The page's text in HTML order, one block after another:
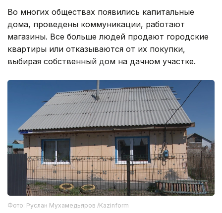
Во многих обществах появились капитальные
дома, проведены коммуникации, работают
магазины. Все больше людей продают городские
квартиры или отказываются от их покупки,
выбирая собственный дом на дачном участке.
Фото: Руслан Мухамедьяров /Kazinform